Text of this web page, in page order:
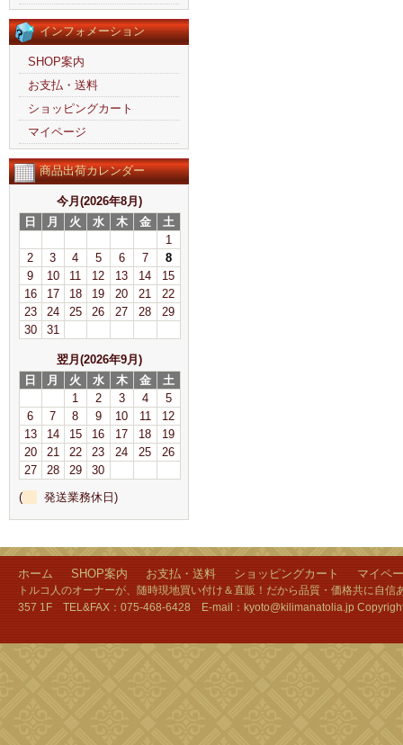
インフォメーション
SHOP案内
お支払・送料
ショッピングカート
マイページ
商品出荷カレンダー
今月(2026年8月)
日
月 火 水 木 金
土
1
2
3 4 5 6 7
8
9
10 11 12 13 14
15
16
17 18 19 20 21
22
23
24 25 26 27 28
29
30
31
翌月(2026年9月)
日
月 火 水 木 金
土
1
2 3 4
5
6
7 8 9 10 11
12
13
14 15 16 17 18
19
20
21 22 23 24 25
26
27
28 29
30
(
発送業務休日)
ホーム SHOP案内 お支払・送料 ショッピングカート マイペ
トルコ人のオーナーが、随時現地買い付け＆直販！だから品質・価格共に自
357 1F TEL&FAX：075-468-6428 E-mail：kyoto@kilimanatolia.jp